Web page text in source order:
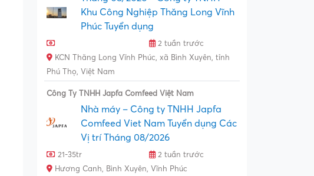
Khu Công Nghiệp Thăng Long Vĩnh
Phúc Tuyển dụng
2 tuần trước
KCN Thăng Long Vĩnh Phúc, xã Bình Xuyên, tỉnh
Phú Thọ, Việt Nam
Công Ty TNHH Japfa Comfeed Việt Nam
Nhà máy – Công ty TNHH Japfa
Comfeed Viet Nam Tuyển dụng Các
Vị trí Tháng 08/2026
21-35tr
2 tuần trước
Hương Canh, Bình Xuyên, Vĩnh Phúc